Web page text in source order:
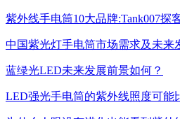
紫外线手电筒10大品牌:Tank007探
中国紫光灯手电筒市场需求及未来
蓝绿光LED未来发展前景如何？
LED强光手电筒的紫外线照度可能